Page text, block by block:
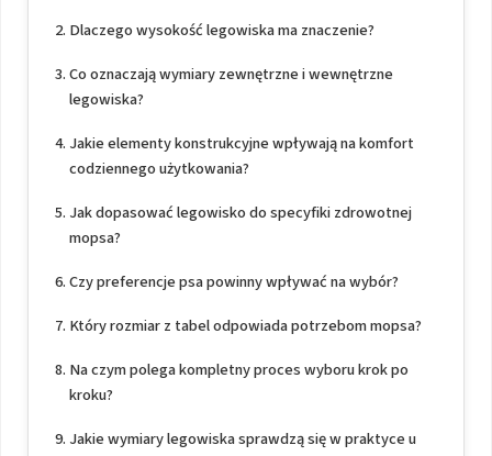
Dlaczego wysokość legowiska ma znaczenie?
Co oznaczają wymiary zewnętrzne i wewnętrzne
legowiska?
Jakie elementy konstrukcyjne wpływają na komfort
codziennego użytkowania?
Jak dopasować legowisko do specyfiki zdrowotnej
mopsa?
Czy preferencje psa powinny wpływać na wybór?
Który rozmiar z tabel odpowiada potrzebom mopsa?
Na czym polega kompletny proces wyboru krok po
kroku?
Jakie wymiary legowiska sprawdzą się w praktyce u